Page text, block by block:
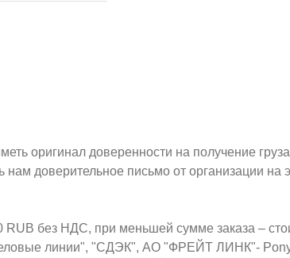
оригинал доверенности на получение
нам доверительное письмо от организации
RUB без НДС, при меньшей сумме заказа –
линии", "СДЭК", АО "ФРЕЙТ ЛИНК"-